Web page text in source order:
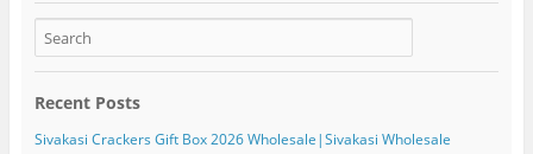
Recent Posts
Sivakasi Crackers Gift Box 2026 Wholesale|Sivakasi Wholesale